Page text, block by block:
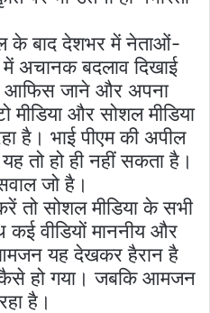
के बाद देशभर में नेताओं-
में अचानक बदलाव दिखाई
आफिस जाने और अपना
और सोशल मीडिया
है। भाई पीएम की अपील
तो हो ही नहीं सकता है।
जो है।
तो सोशल मीडिया के सभी
कई वीडियों माननीय और
यह देखकर हैरान है
हो गया। जबकि आमजन
है।